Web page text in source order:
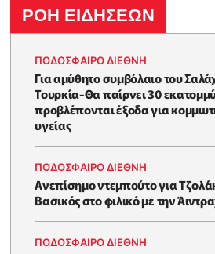
ΡΟΗ ΕΙΔΗΣΕΩΝ
ΠΟΔΟΣΦΑΙΡΟ ΔΙΕΘΝΗ
Για αμύθητο συμβόλαιο του
Τουρκία-Θα παίρνει 30
προβλέπονται έξοδα για
υγείας
ΠΟΔΟΣΦΑΙΡΟ ΔΙΕΘΝΗ
Ανεπίσημο ντεμπούτο για
Βασικός στο φιλικό με την
ΠΟΔΟΣΦΑΙΡΟ ΔΙΕΘΝΗ